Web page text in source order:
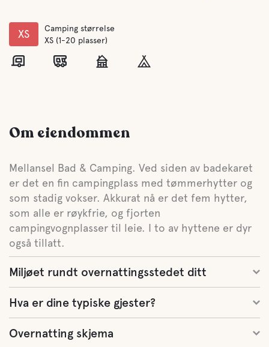
XS
Camping størrelse
XS (1-20 plasser)
Om eiendommen
Mellansel Bad & Camping. Ved siden av badekaret
er det en fin campingplass med tømmerhytter og
som stadig vokser. Akkurat nå er det fem hytter,
som alle er røykfrie, og fjorten
campingvognplasser til leie. I to av hyttene er dyr
også tillatt.
Miljøet rundt overnattingsstedet ditt
Hva er dine typiske gjester?
Overnatting skjema